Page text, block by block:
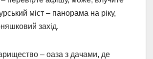
міст – панорама на ріку,
захід.
– оаза з дачами, де